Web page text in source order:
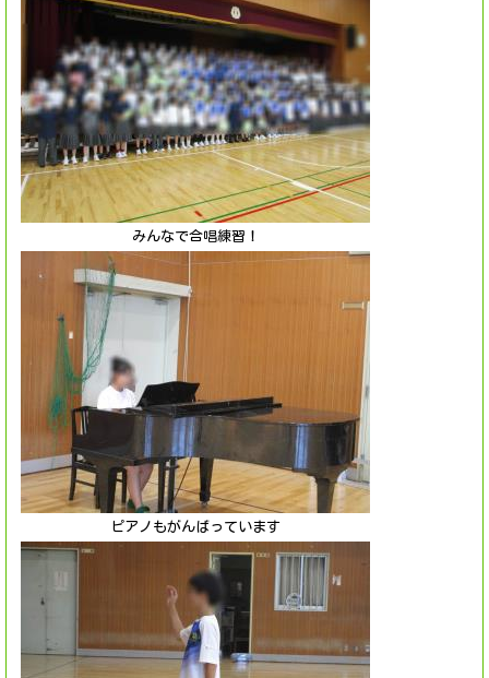
みんなで合唱練習！
ピアノもがんばっています